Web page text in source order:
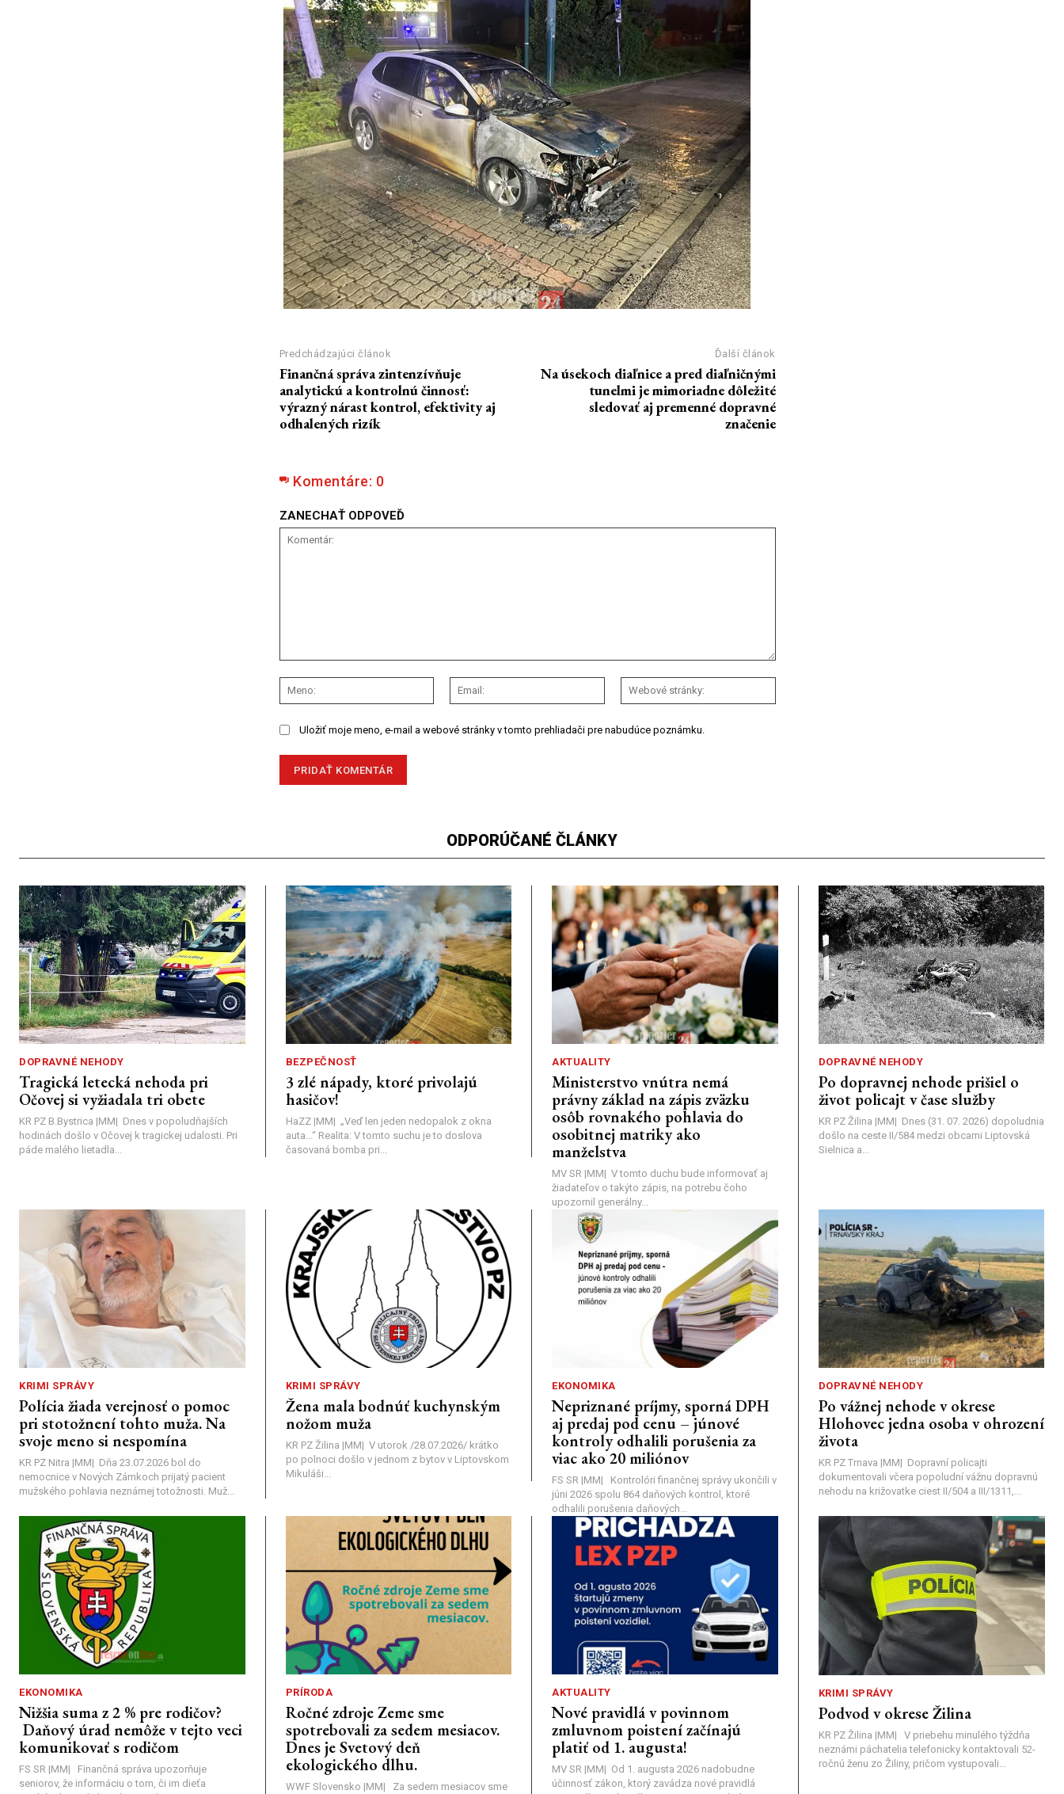
Predchádzajúci článok
Finančná správa zintenzívňuje
analytickú a kontrolnú činnosť:
výrazný nárast kontrol, efektivity aj
odhalených rizík
Ďalší článok
Na úsekoch diaľnice a pred diaľničnými
tunelmi je mimoriadne dôležité
sledovať aj premenné dopravné
značenie
Komentáre: 0
ZANECHAŤ ODPOVEĎ
Meno:
Email:
stránky:
Uložiť moje meno, e-mail a webové stránky v tomto prehliadači pre nabudúce poznámku.
ODPORÚČANÉ ČLÁNKY
DOPRAVNÉ NEHODY
Tragická letecká nehoda pri
Očovej si vyžiadala tri obete
KR PZ B.Bystrica |MM| Dnes v popoludňajších
hodinách došlo v Očovej k tragickej udalosti. Pri
páde malého lietadla...
BEZPEČNOSŤ
3 zlé nápady, ktoré privolajú
hasičov!
HaZZ |MM| ​„Veď len jeden nedopalok z okna
auta...“ ​Realita: V tomto suchu je to doslova
časovaná bomba pri...
AKTUALITY
Ministerstvo vnútra nemá
právny základ na zápis zväzku
osôb rovnakého pohlavia do
osobitnej matriky ako
manželstva
MV SR |MM| V tomto duchu bude informovať aj
žiadateľov o takýto zápis, na potrebu čoho
upozornil generálny...
DOPRAVNÉ NEHODY
Po dopravnej nehode prišiel o
život policajt v čase služby
KR PZ Žilina |MM| Dnes (31. 07. 2026) dopoludnia
došlo na ceste II/584 medzi obcami Liptovská
Sielnica a...
KRIMI SPRÁVY
Polícia žiada verejnosť o pomoc
pri stotožnení tohto muža. Na
svoje meno si nespomína
KR PZ Nitra |MM| Dňa 23.07.2026 bol do
nemocnice v Nových Zámkoch prijatý pacient
mužského pohlavia neznámej totožnosti. Muž...
KRIMI SPRÁVY
Žena mala bodnúť kuchynským
nožom muža
KR PZ Žilina |MM| V utorok /28.07.2026/ krátko
po polnoci došlo v jednom z bytov v Liptovskom
Mikuláši...
EKONOMIKA
Nepriznané príjmy, sporná DPH
aj predaj pod cenu – júnové
kontroly odhalili porušenia za
viac ako 20 miliónov
FS SR |MM| Kontrolóri finančnej správy ukončili v
júni 2026 spolu 864 daňových kontrol, ktoré
odhalili porušenia daňových...
DOPRAVNÉ NEHODY
Po vážnej nehode v okrese
Hlohovec jedna osoba v ohrození
života
KR PZ Trnava |MM| Dopravní policajti
dokumentovali včera popoludní vážnu dopravnú
nehodu na križovatke ciest II/504 a III/1311,...
EKONOMIKA
Nižšia suma z 2 % pre rodičov?
Daňový úrad nemôže v tejto veci
komunikovať s rodičom
FS SR |MM| Finančná správa upozorňuje
seniorov, že informáciu o tom, či im dieťa
PRÍRODA
Ročné zdroje Zeme sme
spotrebovali za sedem mesiacov.
Dnes je Svetový deň
ekologického dlhu.
WWF Slovensko |MM| Za sedem mesiacov sme
AKTUALITY
Nové pravidlá v povinnom
zmluvnom poistení začínajú
platiť od 1. augusta!
MV SR |MM| Od 1. augusta 2026 nadobudne
účinnosť zákon, ktorý zavádza nové pravidlá
KRIMI SPRÁVY
Podvod v okrese Žilina
KR PZ Žilina |MM| V priebehu minulého týždňa
neznámi páchatelia telefonicky kontaktovali 52-
ročnú ženu zo Žiliny, pričom vystupovali...